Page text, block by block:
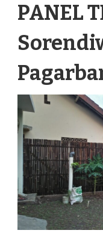
PANEL